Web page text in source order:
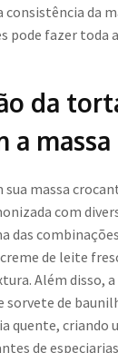
da
pode fazer toda
da
a massa
massa
com
das
de leite
Além disso,
sorvete de
quente, criando
de